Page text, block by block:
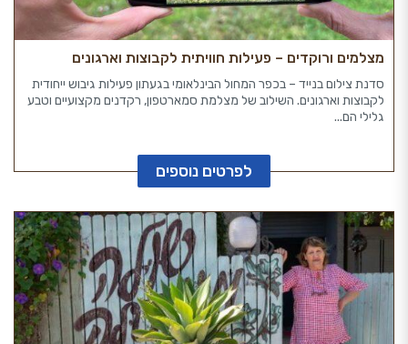
מצלמים ורוקדים – פעילות חוויתית לקבוצות וארגונים
סדנת צילום בנייד – בכפר המחול הבינלאומי בגעתון פעילות גיבוש ייחודית
לקבוצות וארגונים. השילוב של מצלמת סמארטפון, רקדנים מקצועיים וטבע
גלילי הם...
לפרטים נוספים